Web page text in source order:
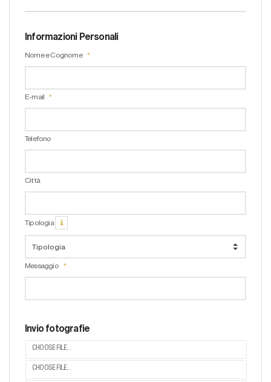
Informazioni Personali
Nome e Cognome
E-mail
Telefono
Città
Tipologia
Messaggio
Invio fotografie
CHOOSE FILE...
CHOOSE FILE...